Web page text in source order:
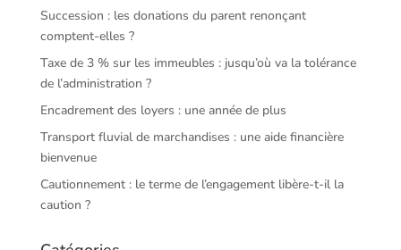
Succession : les donations du parent renonçant
comptent-elles ?
Taxe de 3 % sur les immeubles : jusqu’où va la tolérance
de l’administration ?
Encadrement des loyers : une année de plus
Transport fluvial de marchandises : une aide financière
bienvenue
Cautionnement : le terme de l’engagement libère-t-il la
caution ?